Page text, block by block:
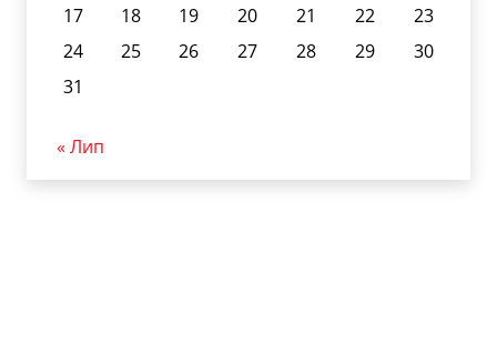
17
18 19 20 21 22
23
24
25 26 27 28 29
30
31
« Лип